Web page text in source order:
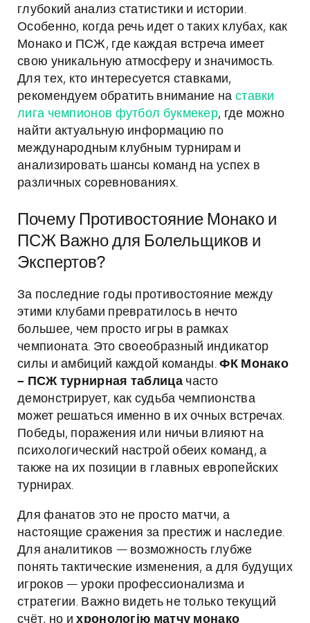
глубокий анализ статистики и истории.
Особенно, когда речь идет о таких клубах, как
Монако и ПСЖ, где каждая встреча имеет
свою уникальную атмосферу и значимость.
Для тех, кто интересуется ставками,
рекомендуем обратить внимание на ставки
лига чемпионов футбол букмекер, где можно
найти актуальную информацию по
международным клубным турнирам и
анализировать шансы команд на успех в
различных соревнованиях.
Почему Противостояние Монако и
ПСЖ Важно для Болельщиков и
Экспертов?
За последние годы противостояние между
этими клубами превратилось в нечто
большее, чем просто игры в рамках
чемпионата. Это своеобразный индикатор
силы и амбиций каждой команды.ФК Монако
– ПСЖ турнирная таблицачасто
демонстрирует, как судьба чемпионства
может решаться именно в их очных встречах.
Победы, поражения или ничьи влияют на
психологический настрой обеих команд, а
также на их позиции в главных европейских
турнирах.
Для фанатов это не просто матчи, а
настоящие сражения за престиж и наследие.
Для аналитиков — возможность глубже
понять тактические изменения, а для будущих
игроков — уроки профессионализма и
стратегии. Важно видеть не только текущий
счёт, но ихронологію матчу монако